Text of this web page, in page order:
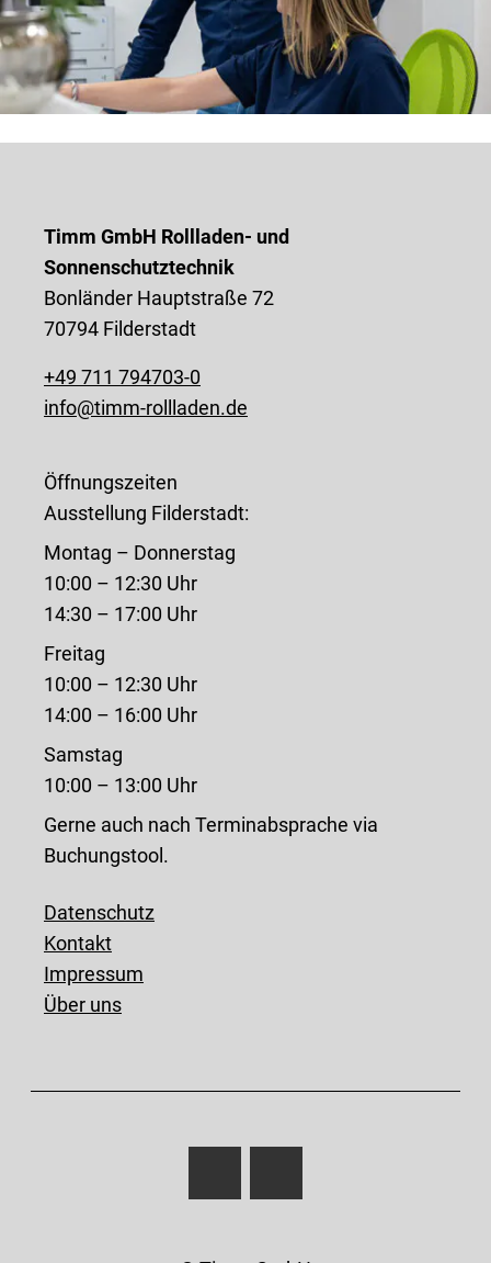
Timm GmbH Rollladen- und
Sonnenschutztechnik
Bonländer Hauptstraße 72
70794 Filderstadt
+49 711 794703-0
info@timm-rollladen.de
Öffnungszeiten
Ausstellung Filderstadt:
Montag – Donnerstag
10:00 – 12:30 Uhr
14:30 – 17:00 Uhr
Freitag
10:00 – 12:30 Uhr
14:00 – 16:00 Uhr
Samstag
10:00 – 13:00 Uhr
Gerne auch nach Terminabsprache via
Buchungstool.
Datenschutz
Kontakt
Impressum
Über uns